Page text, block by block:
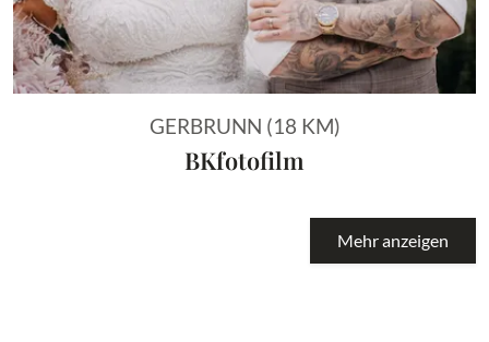
GERBRUNN (18 KM)
BKfotofilm
Mehr anzeigen